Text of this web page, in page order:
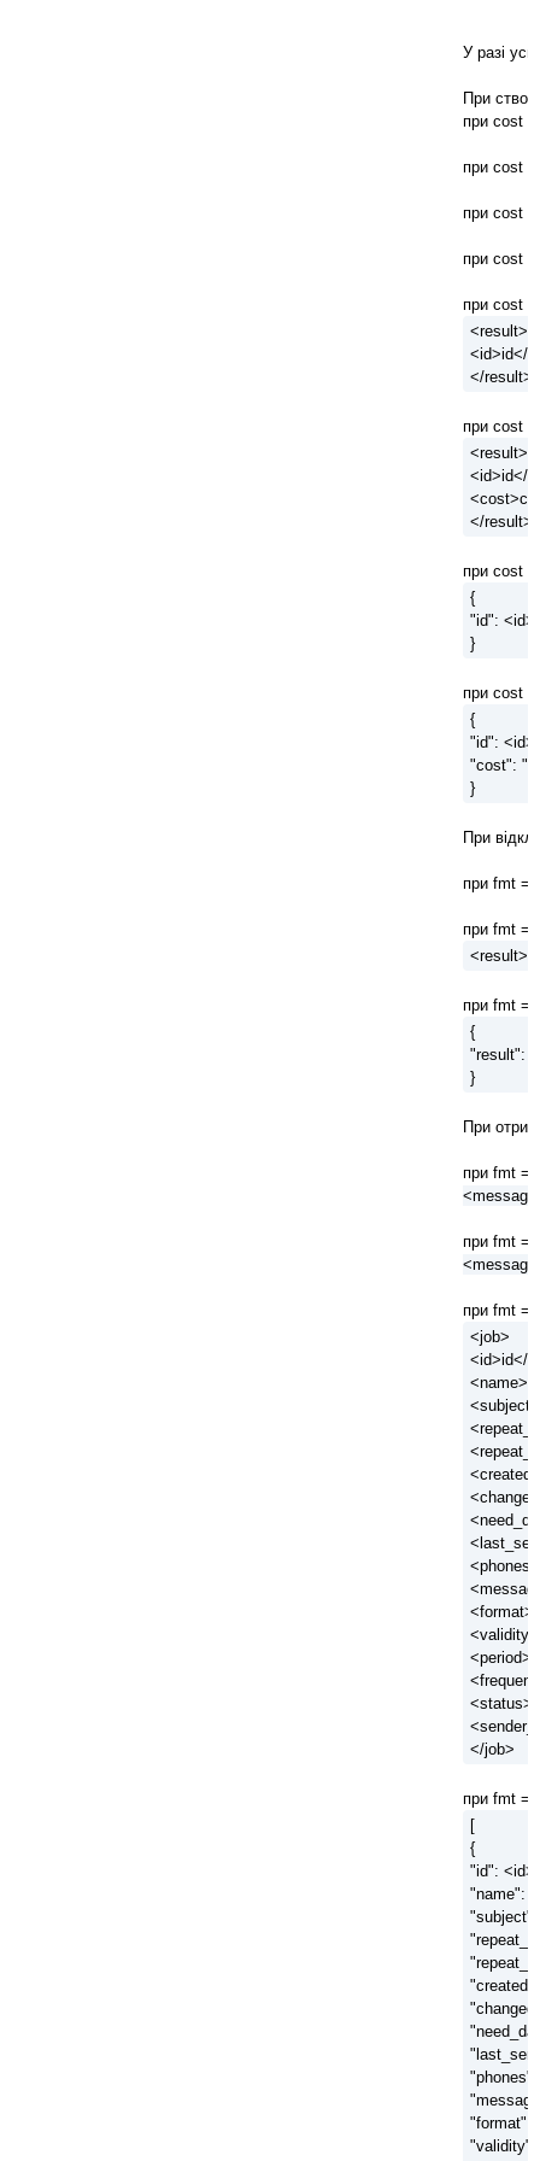
У разі
При
при cost
при cost
при cost
при cost
при cost
<result>
<id>id</
</result>
при cost
<result>
<id>id</
</result>
при cost
{
"id": <id>
}
при cost
{
"id": <id>,
"cost":
}
При
при fmt =
при fmt =
при fmt =
{
"result":
}
При
при fmt =
при fmt =
при fmt =
<job>
<id>id</
</job>
при fmt =
[
{
"id": <id>,
"name":
"format":